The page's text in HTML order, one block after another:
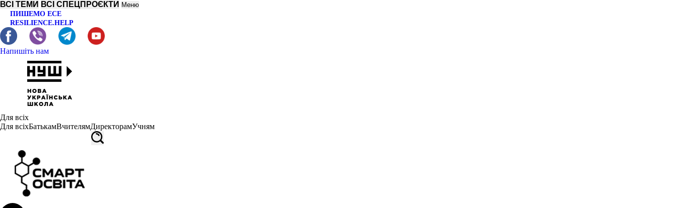
ВСІ ТЕМИ ВСІ СПЕЦПРОЄКТИ Меню
ПИШЕМО ЕСЕ
RESILIENCE.HELP
Напишіть нам
Для всіх
Для всіхБатькамВчителямДиректорамУчням